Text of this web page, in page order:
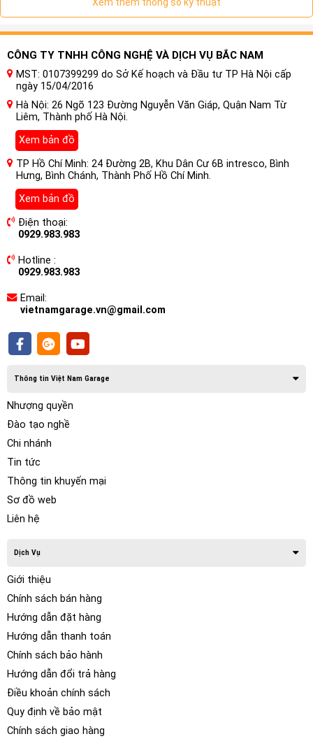
truyền thống về hệ thống loa công suất lớn, độ trung thực
cao, nhưng đã có một bước tiến vượt bậc về hiệu suất âm
thanh. Dòng Pro mới được làm nổi bật bởi loa tweeter lõm
Elate Alto – một thiết kế có độ phân giải cao mượn kiến ​​trúc
của nó từ Supremo Piccolo. Kết hợp với sợi carbon mới và
loa trầm và loa trung hình nón Rohacell, hiệu suất đến từng
chi tiết ngoạn mục, ngay cả ở mức âm lượng cực lớn.
Không có hệ thống loa nào khác bao trùm hoàn toàn khả năng
xử lý công suất cao và độ phân giải cao như
Morel Elate Carbon PRO 93A
BỘ LỌC XE HƠI
Khả năng chống âm thanh được kiểm soát –
cải thiện tải âm thanh bằng cách kiểm soát luồng không khí
bên trong trình điều khiển, bắt chước hiệu ứng của thùng loa
đồng thời cải thiện khả năng xử lý công suất thêm 30%. Điều
CÔNG TY TNHH CÔNG NGHỆ VÀ DỊCH VỤ BẮC NAM
MST: 0107399299 do Sở Kế hoạch và Đầu tư TP Hà Nội cấp
ngày 15/04/2016
Hà Nội: 26 Ngõ 123 Đường Nguyễn Văn Giáp, Quận Nam Từ
Liêm, Thành phố Hà Nội.
Xem bản đồ
TP Hồ Chí Minh: 24 Đường 2B, Khu Dân Cư 6B intresco, Bình
Hưng, Bình Chánh, Thành Phố Hồ Chí Minh.
Xem bản đồ
Điện thoại:
0929.983.983
Hotline :
0929.983.983
Email:
vietnamgarage.vn@gmail.com
Thông tin Việt Nam Garage
Nhượng quyền
Đào tạo nghề
Chi nhánh
Tin tức
Thông tin khuyến mại
Sơ đồ web
Liên hệ
Dịch Vụ
Giới thiệu
Chính sách bán hàng
Hướng dẫn đặt hàng
Hướng dẫn thanh toán
Chính sách bảo hành
Hướng dẫn đổi trả hàng
Điều khoản chính sách
Quy định về bảo mật
Chính sách giao hàng